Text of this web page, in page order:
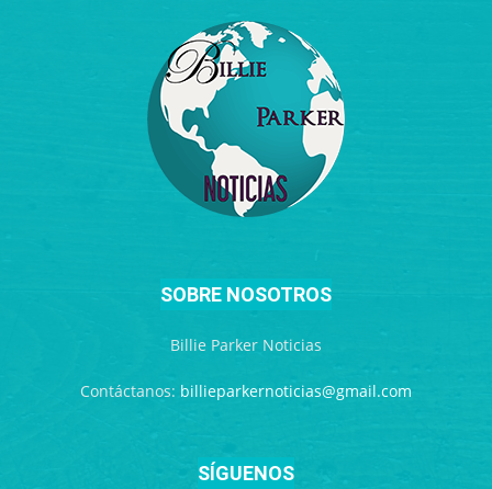
SOBRE NOSOTROS
Billie Parker Noticias
Contáctanos: billieparkernoticias@gmail.com
SÍGUENOS